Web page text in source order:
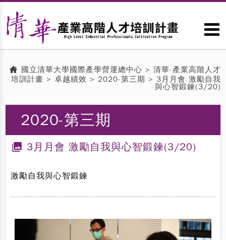
國立清華大學國際產學營運總中心 > 清華-產業高階人才
培訓計畫 > 卓越績效 > 2020-第三期 > 3月月會 激勵自我
與心智鍛鍊(3/20)
2020-第三期
3月月會 激勵自我與心智鍛鍊(3/20)
激勵自我與心智鍛鍊